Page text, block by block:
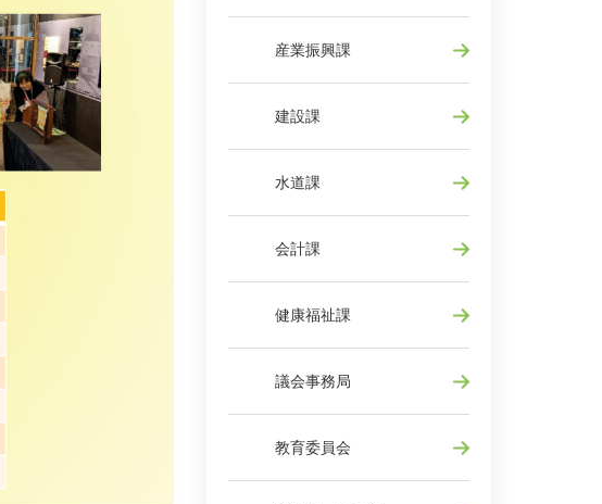
産業振興課
建設課
水道課
会計課
健康福祉課
議会事務局
教育委員会